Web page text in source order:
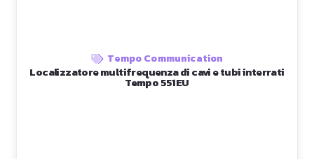
Tempo Communication
Localizzatore multifrequenza di cavi e tubi interrati
Tempo 551EU